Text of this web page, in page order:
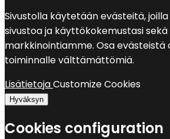
Sivustolla käytetään evästeitä,
sivustoa ja käyttökokemustasi
markkinointiamme. Osa evästeistä
toiminnalle välttämättömiä.
LisätietojaCustomize Cookies
Hyväksyn
Cookies configuration